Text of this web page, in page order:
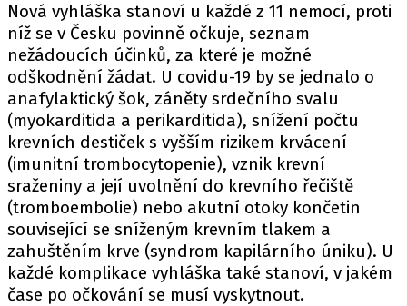
Nová vyhláška stanoví u každé z 11 nemocí, proti
níž se v Česku povinně očkuje, seznam
nežádoucích účinků, za které je možné
odškodnění žádat. U covidu-19 by se jednalo o
anafylaktický šok, záněty srdečního svalu
(myokarditida a perikarditida), snížení počtu
krevních destiček s vyšším rizikem krvácení
(imunitní trombocytopenie), vznik krevní
sraženiny a její uvolnění do krevního řečiště
(tromboembolie) nebo akutní otoky končetin
související se sníženým krevním tlakem a
zahuštěním krve (syndrom kapilárního úniku). U
každé komplikace vyhláška také stanoví, v jakém
čase po očkování se musí vyskytnout.